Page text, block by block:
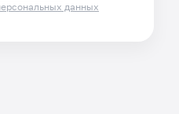
данных